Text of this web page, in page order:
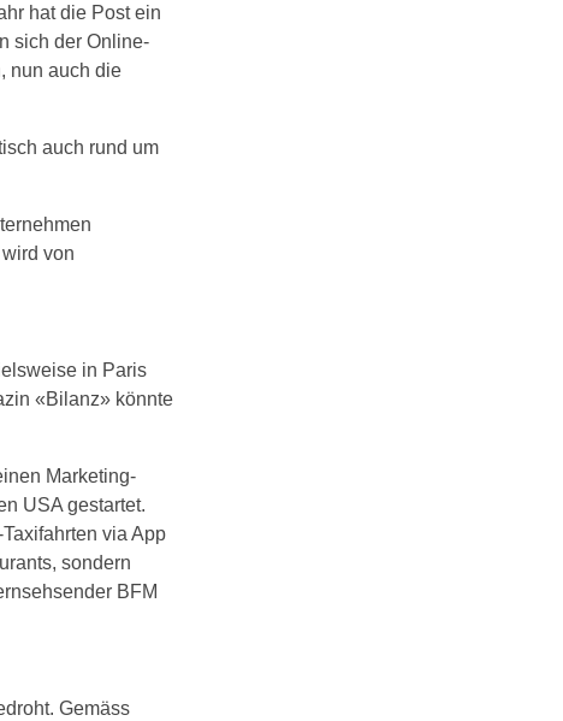
hat die Post ein
sich der Online-
nun auch die
auch rund um
von
in Paris
«Bilanz» könnte
Marketing-
USA gestartet.
via App
sondern
BFM
Gemäss